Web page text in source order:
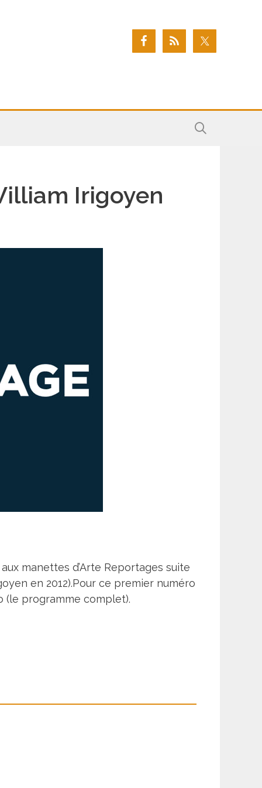
Irigoyen
manettes d’Arte Reportages suite
en 2012).Pour ce premier numéro
(le programme complet).